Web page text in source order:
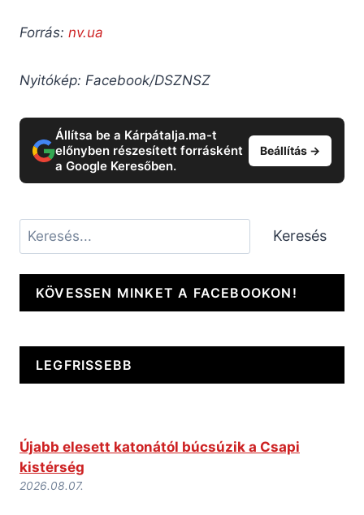
Forrás: nv.ua
Nyitókép: Facebook/DSZNSZ
Állítsa be a Kárpátalja.ma-t
előnyben részesített forrásként
a Google Keresőben.
Beállítás →
Keresés Keresés
KÖVESSEN MINKET A FACEBOOKON!
LEGFRISSEBB
Újabb elesett katonától búcsúzik a Csapi
kistérség
2026.08.07.